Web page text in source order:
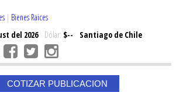
| Bienes Raices
del 2026Dólar: $--
Santiago de Chile
COTIZAR PUBLICACION